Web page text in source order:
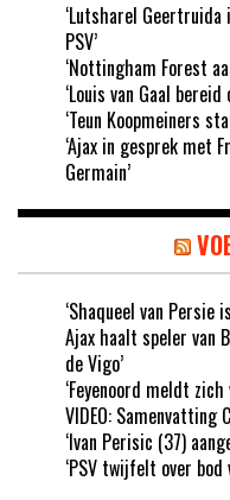
‘Lutsharel
PSV’
‘Nottingham Forest
‘Louis van Gaal
‘Teun Koopmeiners
‘Ajax in gesprek met
Germain’
‘Shaqueel van Persie
Ajax haalt speler van
de Vigo’
‘Feyenoord meldt
VIDEO:
‘Ivan Perisic (37)
‘PSV twijfelt over